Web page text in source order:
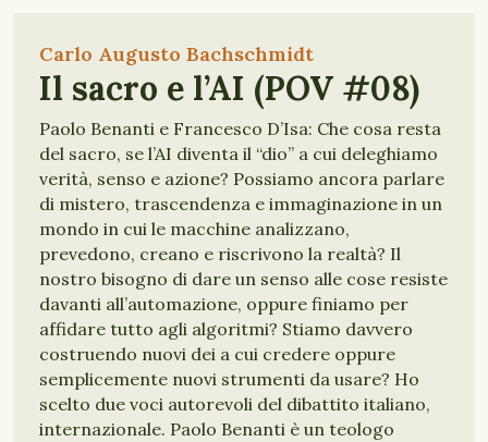
Carlo Augusto Bachschmidt
Il sacro e l’AI (POV #08)
Paolo Benanti e Francesco D’Isa: Che cosa resta
del sacro, se l’AI diventa il “dio” a cui deleghiamo
verità, senso e azione? Possiamo ancora parlare
di mistero, trascendenza e immaginazione in un
mondo in cui le macchine analizzano,
prevedono, creano e riscrivono la realtà? Il
nostro bisogno di dare un senso alle cose resiste
davanti all’automazione, oppure finiamo per
affidare tutto agli algoritmi? Stiamo davvero
costruendo nuovi dei a cui credere oppure
semplicemente nuovi strumenti da usare? Ho
scelto due voci autorevoli del dibattito italiano,
internazionale. Paolo Benanti è un teologo